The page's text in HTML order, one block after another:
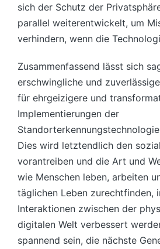
sich der Schutz der
parallel weiterentwickelt, um
verhindern, wenn die
Zusammenfassend lässt sich
erschwingliche und
für ehrgeizigere und
Implementierungen der
Dies wird letztendlich den
vorantreiben und die Art und
wie Menschen leben, arbeiten
täglichen Leben zurechtfinden,
Interaktionen zwischen der
digitalen Welt verbessert
spannend sein, die nächste